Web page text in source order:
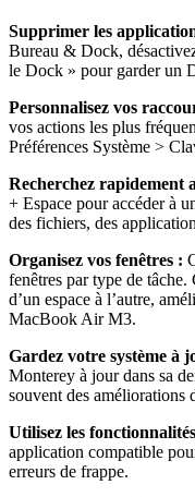
Supprimer les
Bureau & Dock,
le Dock » pour garder un
Personnalisez vos
vos actions les plus
Préférences Système >
Recherchez rapidement
+ Espace pour accéder à
des fichiers, des
Organisez vos fenêtres :
fenêtres par type de tâche.
d’un espace à l’autre,
MacBook Air M3.
Gardez votre système à
Monterey à jour dans sa
souvent des améliorations
Utilisez les
application compatible
erreurs de frappe.